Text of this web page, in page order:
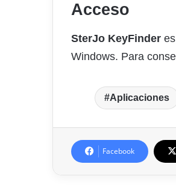
Acceso
SterJo KeyFinder
Windows. Para
Aplicaciones
Facebook